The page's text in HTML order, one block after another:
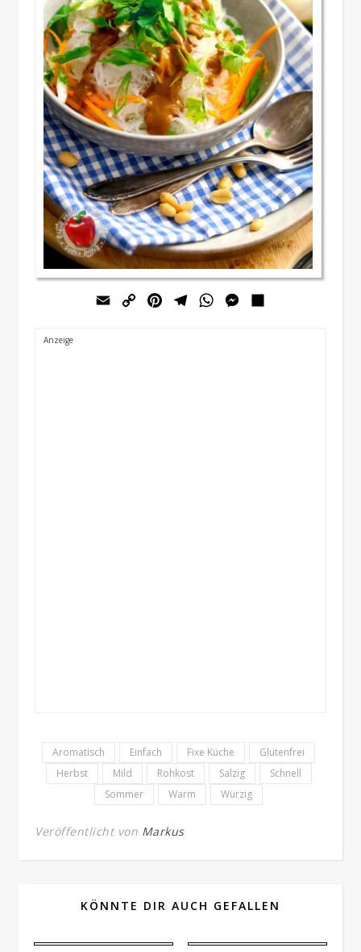
Email
Copy
PinterestTelegramWhatsAppMessenger
Aromatisch Einfach Fixe Küche
Glutenfrei
Herbst
Mild Rohkost Salzig
Schnell
Sommer
Warm Würzig
Veröffentlicht von Markus
KÖNNTE DIR AUCH GEFALLEN